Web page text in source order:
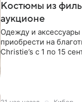
Костюмы из
аукционе
Одежду и
приобрести на
Christie’s с 1 по 15